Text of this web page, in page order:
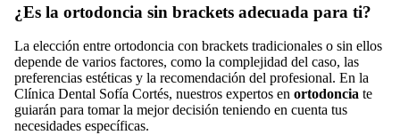
¿Es la ortodoncia sin brackets adecuada para ti?
La elección entre ortodoncia con brackets tradicionales o sin ellos
depende de varios factores, como la complejidad del caso, las
preferencias estéticas y la recomendación del profesional. En la
Clínica Dental Sofía Cortés, nuestros expertos en ortodoncia te
guiarán para tomar la mejor decisión teniendo en cuenta tus
necesidades específicas.